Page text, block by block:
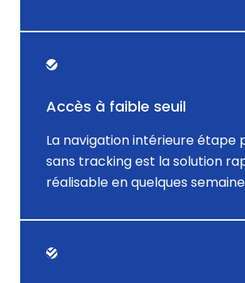
Accès à faible seuil
La navigation intérieure étape
sans tracking est la solution
réalisable en quelques